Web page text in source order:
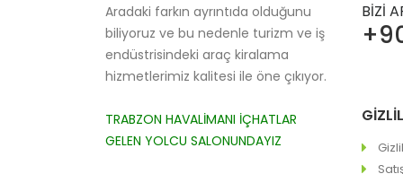
Aradaki farkın ayrıntıda olduğunu
biliyoruz ve bu nedenle turizm ve iş
endüstrisindeki araç kiralama
hizmetlerimiz kalitesi ile öne çıkıyor.
TRABZON HAVALİMANI İÇHATLAR
GELEN YOLCU SALONUNDAYIZ
BİZİ